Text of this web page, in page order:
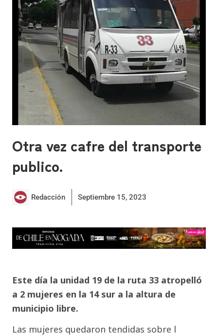
Otra vez cafre del transporte
publico.
Redacción Septiembre 15, 2023
Este día la unidad 19 de la ruta 33 atropelló
a 2 mujeres en la 14 sur a la altura de
municipio libre.
Las mujeres quedaron tendidas sobre l